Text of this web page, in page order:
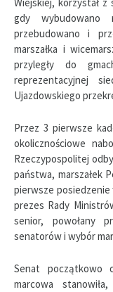
gdy wybudowano
przebudowano i
marszałka i
przyległy do
reprezentacyjnej
Ujazdowskiego
Przez 3 pierwsze
okolicznościowe
Rzeczypospolitej
państwa, marszałek
pierwsze
prezes Rady
senior, powołany
senatorów i wybór
Senat początkowo
marcowa